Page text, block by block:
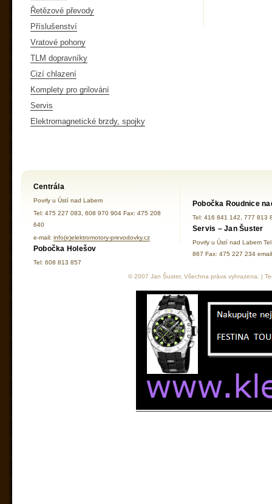
Řetězové převody
Příslušenství
Vratové pohony
TLM dopravníky
Cizí chlazení
Komplety pro grilování
Servis
Elektromagnetické brzdy, spojky
Centrála
Povrly u Ústí nad Labem
Tel: 475 227 083, 608 970 904 Fax: 475 208
640
e-mail: info(e)elektromotory-prevodovky.cz
Pobočka Holešov
Tel: 608 813 857
Pobočka Roudnice
Tel: 416 841 142, 777 813
Servis – Jan Šuster
Povrly u Ústí nad Labem
867 Fax: 475 227 234
© 2007 Jan Šuster, Všechna práva vyhrazena. |